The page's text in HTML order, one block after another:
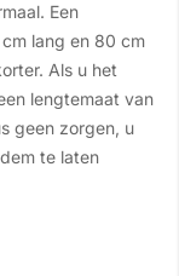
Een
lang en 80 cm
Als u het
lengtemaat van
geen zorgen, u
te laten